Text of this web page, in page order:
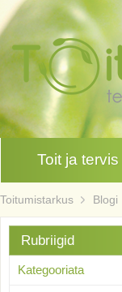
Toit ja tervis
Toitumistarkus Blogi
Rubriigid
Kategooriata